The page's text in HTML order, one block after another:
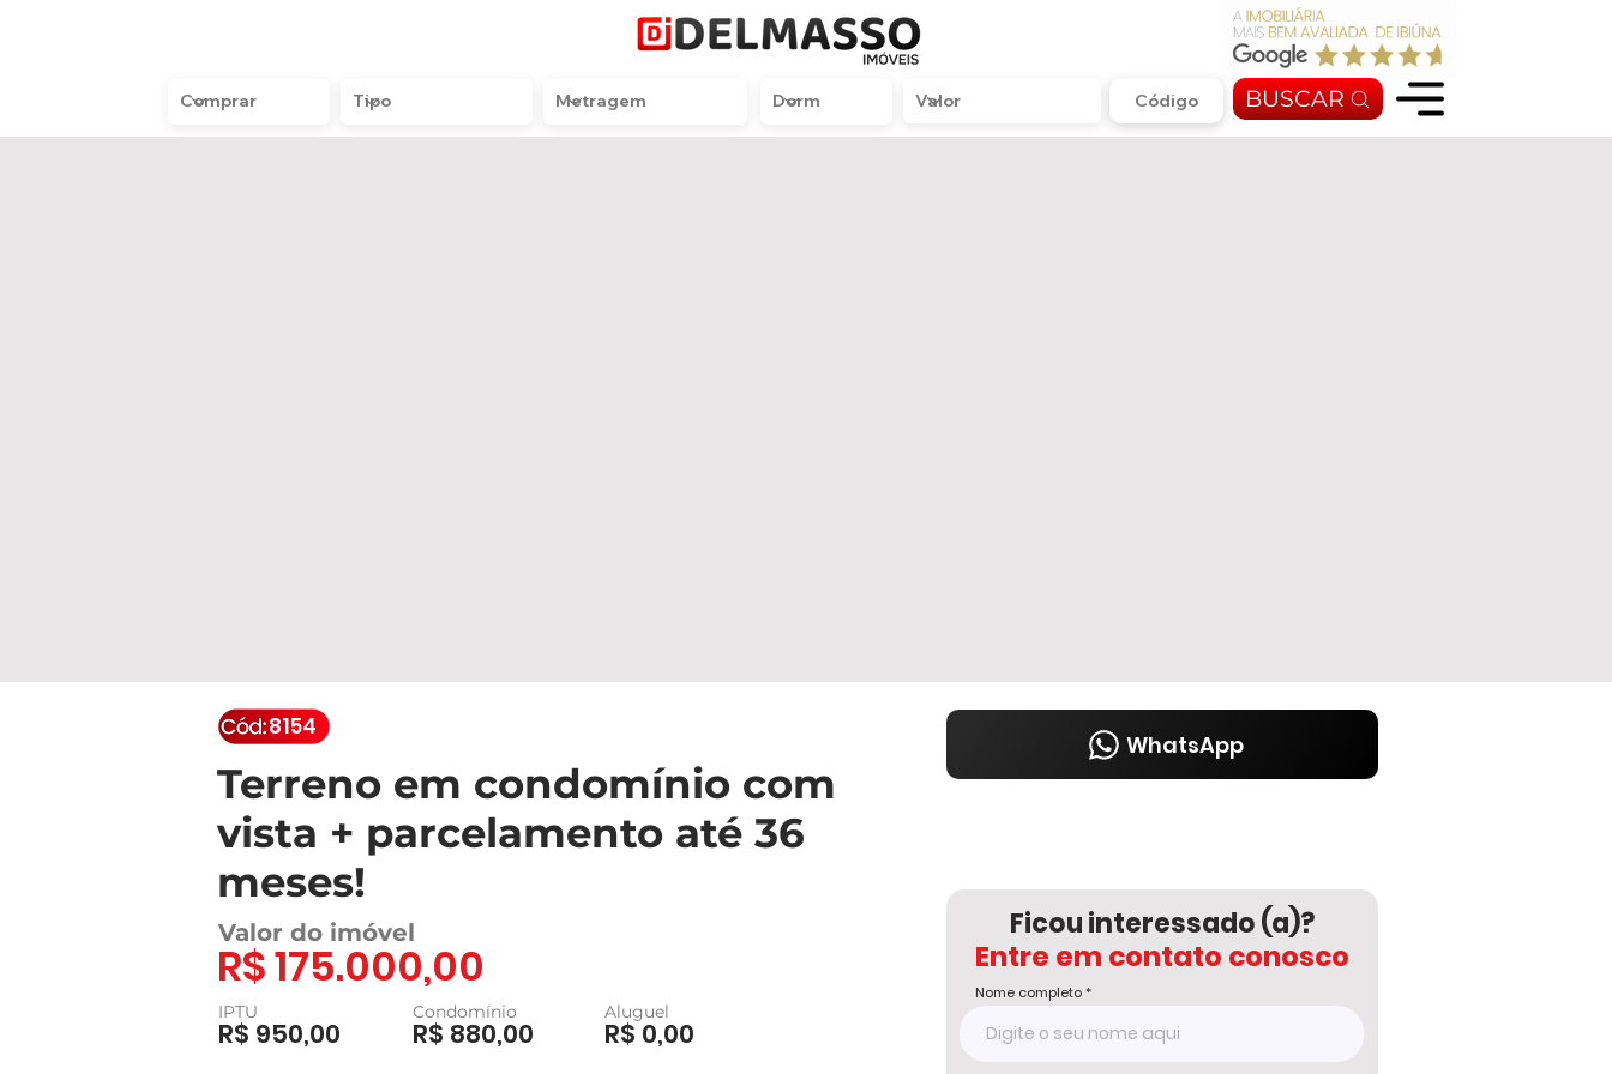
BUSCAR
8154
Terreno em condomínio com
vista + parcelamento até 36
meses!
R$ 175.000,00
Valor do imóvel
R$ 950,00
IPTU
R$ 880,00
Condomínio
R$ 0,00
Aluguel
Ficou interessado (a)?
Entre em contato conosco
Nome completo
WhatsApp